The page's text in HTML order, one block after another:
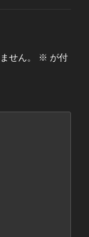
せん。 ※ が付